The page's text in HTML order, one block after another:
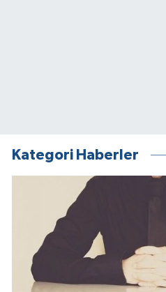
Kategori Haberler